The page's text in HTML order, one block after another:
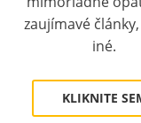
zaujímavé
iné.
KLIKNITE